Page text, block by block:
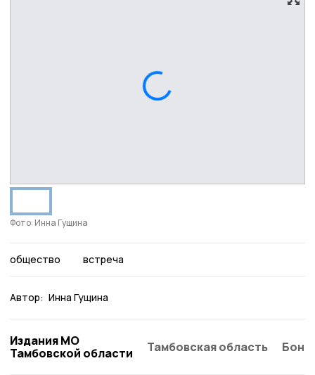
Фото: Инна Гущина
общество встреча
Автор: Инна Гущина
Издания МО
Тамбовской области
Тамбовская область